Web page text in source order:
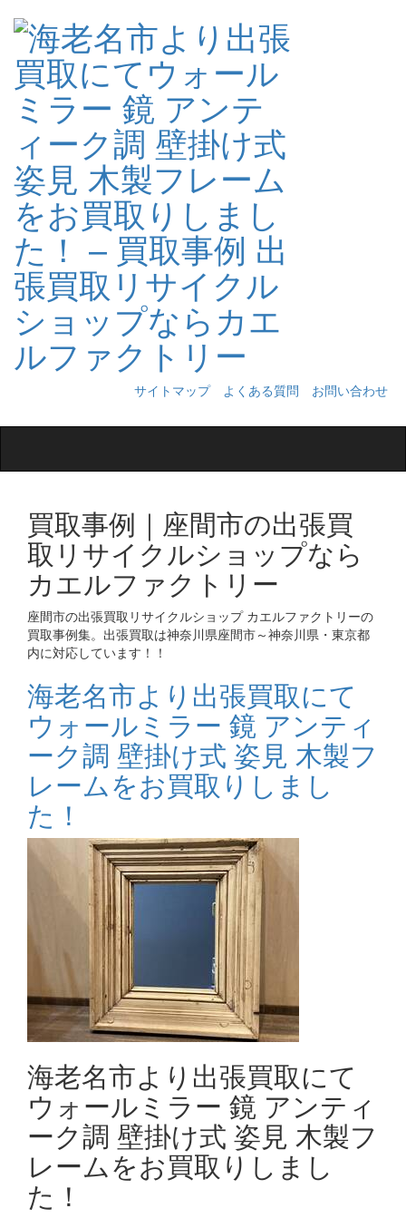
サイトマップ よくある質問
お問い合わせ
navigation
買取事例｜座間市の出張買
取リサイクルショップなら
カエルファクトリー
座間市の出張買取リサイクルショップ カエルファクトリーの
買取事例集。出張買取は神奈川県座間市～神奈川県・東京都
内に対応しています！！
海老名市より出張買取にて
ウォールミラー 鏡 アンティ
ーク調 壁掛け式 姿見 木製フ
レームをお買取りしまし
た！
海老名市より出張買取にて
ウォールミラー 鏡 アンティ
ーク調 壁掛け式 姿見 木製フ
レームをお買取りしまし
た！